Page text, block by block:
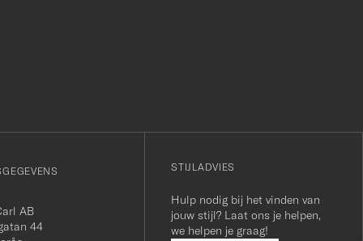
AB
44
STIJLADVIES
Hulp nodig bij het vinden van
jouw stijl? Laat ons je helpen,
we helpen je graag!